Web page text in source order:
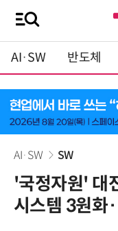
AI·SW 반도체
AI·SW SW
'국정자원' 대
시스템 3원화